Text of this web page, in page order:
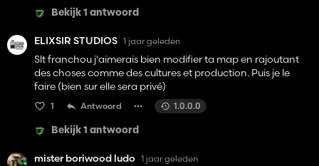
Bekijk 1 antwoord
ELIXSIR STUDIOS 1 jaar geleden
Slt franchou j'aimerais bien modifier ta map en rajoutant
des choses comme des cultures et production. Puis je le
faire (bien sur elle sera privé)
1 Antwoord 1.0.0.0
Bekijk 1 antwoord
mister boriwood ludo 1 jaar geleden